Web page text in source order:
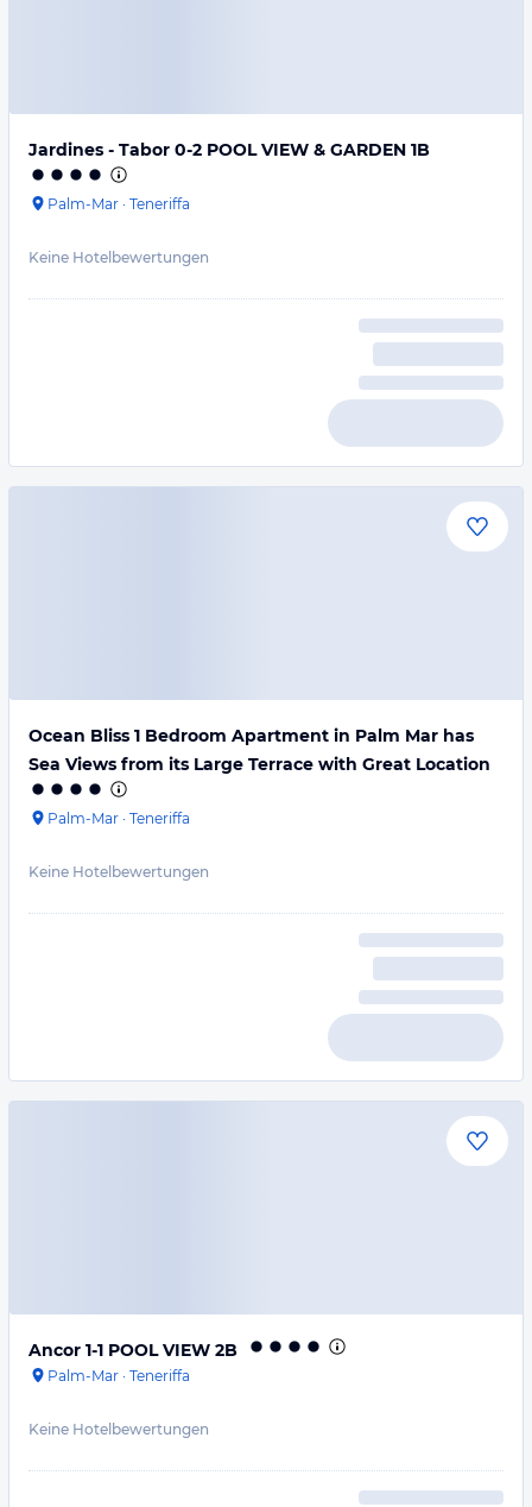
Jardines - Tabor 0-2 POOL VIEW & GARDEN 1B
Palm-Mar · Teneriffa
Keine Hotelbewertungen
Ocean Bliss 1 Bedroom Apartment in Palm Mar has
Sea Views from its Large Terrace with Great Location
Palm-Mar · Teneriffa
Keine Hotelbewertungen
Ancor 1-1 POOL VIEW 2B
Palm-Mar · Teneriffa
Keine Hotelbewertungen